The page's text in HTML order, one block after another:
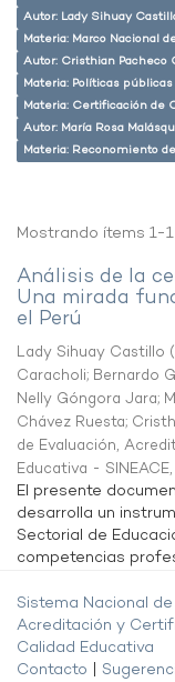
Autor: Lady Sihuay
Materia: Marco Nacional
Autor: Cristhian Pacheco
Materia: Políticas públicas
Materia: Certificación de
Autor: María Rosa
Materia: Reconomiento
Mostrando ítems 1-
Análisis de la
Una mirada
el Perú
Lady Sihuay Castillo
Caracholi; Bernardo
Nelly Góngora Jara;
Chávez Ruesta;
de Evaluación,
Educativa - SINEACE,
El presente
desarrolla un
Sectorial de
competencias
Sistema Nacional de
Acreditación y
Calidad Educativa
Contacto